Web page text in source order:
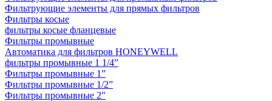
Фильтрующие элементы для прямых фильтров
Фильтры косые
фильтры косые фланцевые
Фильтры промывные
Автоматика для фильтров HONEYWELL
фильтры промывные 1 1/4”
Фильтры промывные 1”
Фильтры промывные 1/2”
Фильтры промывные 2"